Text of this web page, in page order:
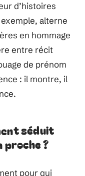
d’histoires
alterne
en hommage
entre récit
de prénom
: il montre, il
séduit
?
pour qui